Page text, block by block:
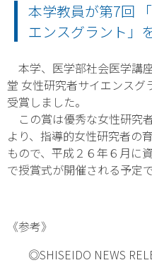
本学教員が第7回
エンスグラント」
本学、医学部社会医学講
堂 女性研究者サイエンスグ
受賞しました。
この賞は優秀な女性研究
より、指導的女性研究者の
もので、平成２６年６月に
で授賞式が開催される予定で
《参考》
◎SHISEIDO NEWS